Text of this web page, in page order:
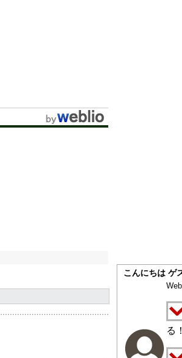
こんにちは ゲ
る！